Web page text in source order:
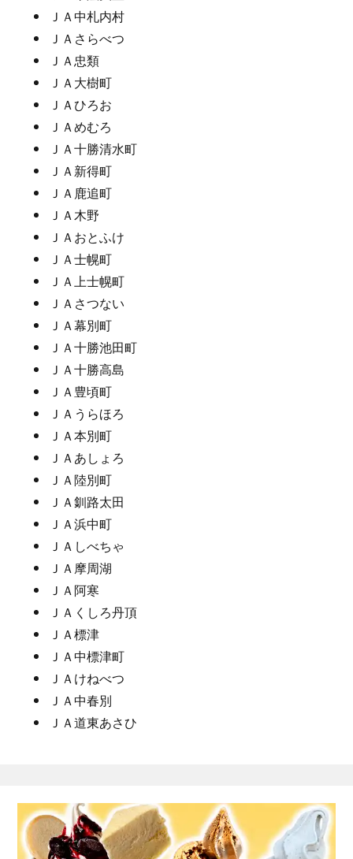
ＪＡ中札内村
ＪＡさらべつ
ＪＡ忠類
ＪＡ大樹町
ＪＡひろお
ＪＡめむろ
ＪＡ十勝清水町
ＪＡ新得町
ＪＡ鹿追町
ＪＡ木野
ＪＡおとふけ
ＪＡ士幌町
ＪＡ上士幌町
ＪＡさつない
ＪＡ幕別町
ＪＡ十勝池田町
ＪＡ十勝高島
ＪＡ豊頃町
ＪＡうらほろ
ＪＡ本別町
ＪＡあしょろ
ＪＡ陸別町
ＪＡ釧路太田
ＪＡ浜中町
ＪＡしべちゃ
ＪＡ摩周湖
ＪＡ阿寒
ＪＡくしろ丹頂
ＪＡ標津
ＪＡ中標津町
ＪＡけねべつ
ＪＡ中春別
ＪＡ道東あさひ